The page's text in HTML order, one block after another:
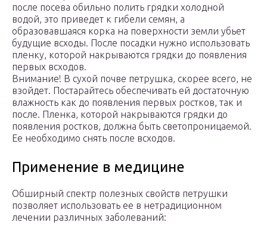
после посева обильно полить грядки холодной
водой, это приведет к гибели семян, а
образовавшаяся корка на поверхности земли убьет
будущие всходы. После посадки нужно использовать
пленку, которой накрываются грядки до появления
первых всходов.
Внимание! В сухой почве петрушка, скорее всего, не
взойдет. Постарайтесь обеспечивать ей достаточную
влажность как до появления первых ростков, так и
после. Пленка, которой накрываются грядки до
появления ростков, должна быть светопроницаемой.
Ее необходимо снять после всходов.
Применение в медицине
Обширный спектр полезных свойств петрушки
позволяет использовать ее в нетрадиционном
лечении различных заболеваний: